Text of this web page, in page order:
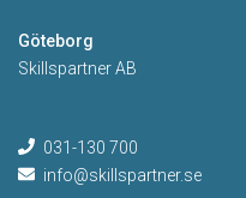
Göteborg
Skillspartner AB
031-130 700
info@skillspartner.se